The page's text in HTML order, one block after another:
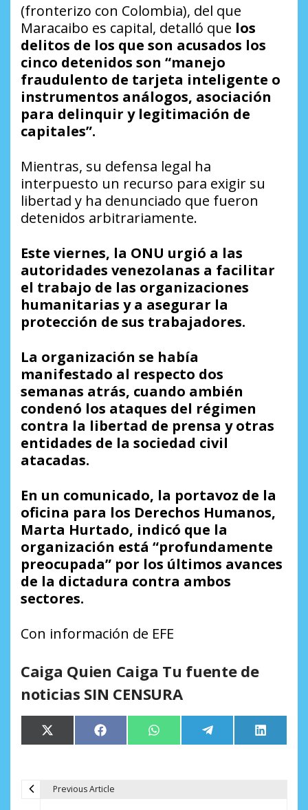
(fronterizo con Colombia), del que
Maracaibo es capital, detalló que los
delitos de los que son acusados los
cinco detenidos son “manejo
fraudulento de tarjeta inteligente o
instrumentos análogos, asociación
para delinquir y legitimación de
capitales”.
Mientras, su defensa legal ha
interpuesto un recurso para exigir su
libertad y ha denunciado que fueron
detenidos arbitrariamente.
Este viernes, la ONU urgió a las
autoridades venezolanas a facilitar
el trabajo de las organizaciones
humanitarias y a asegurar la
protección de sus trabajadores.
La organización se había
manifestado al respecto dos
semanas atrás, cuando ambién
condenó los ataques del régimen
contra la libertad de prensa y otras
entidades de la sociedad civil
atacadas.
En un comunicado, la portavoz de la
oficina para los Derechos Humanos,
Marta Hurtado, indicó que la
organización está “profundamente
preocupada” por los últimos avances
de la dictadura contra ambos
sectores.
Con información de EFE
Caiga Quien Caiga Tu fuente de
noticias SIN CENSURA
Compartir
en
X
(Twitter)
Compartir
en
Facebook Compartir
en
WhatsApp Compartir
en
Telegram
en
LinkedIn
Previous Article